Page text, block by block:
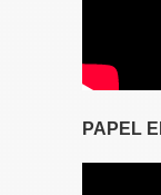
PAPEL